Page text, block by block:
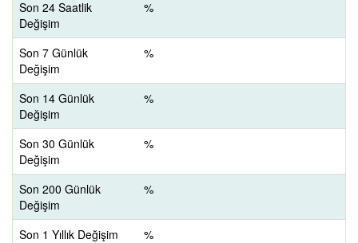
Son 24 Saatlik
Değişim
%
Son 7 Günlük
Değişim
%
Son 14 Günlük
Değişim
%
Son 30 Günlük
Değişim
%
Son 200 Günlük
Değişim
%
Son 1 Yıllık Değişim %